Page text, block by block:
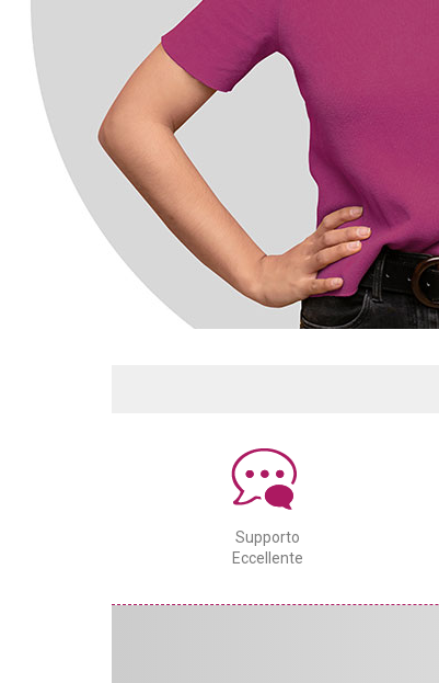
Supporto
Eccellente